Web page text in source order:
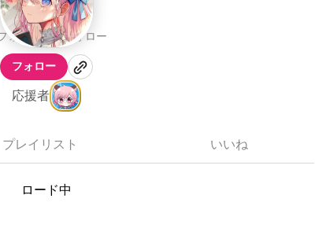
💎
ォロワー7 フォロー
フォロー
応援者
プレイリスト いいね
ロード中